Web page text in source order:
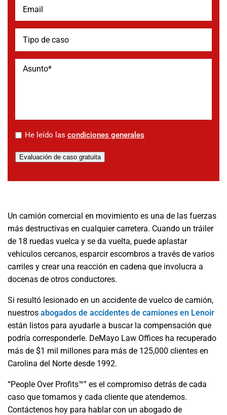
* He leído las condiciones generales
Evaluación de caso gratuita
Un camión comercial en movimiento es una de las fuerzas
más destructivas en cualquier carretera. Cuando un tráiler
de 18 ruedas vuelca y se da vuelta, puede aplastar
vehículos cercanos, esparcir escombros a través de varios
carriles y crear una reacción en cadena que involucra a
docenas de otros conductores.
Si resultó lesionado en un accidente de vuelco de camión,
nuestros abogados de accidentes de camiones en Lenoir
están listos para ayudarle a buscar la compensación que
podría corresponderle. DeMayo Law Offices ha recuperado
más de $1 mil millones para más de 125,000 clientes en
Carolina del Norte desde 1992.
“People Over Profits™” es el compromiso detrás de cada
caso que tomamos y cada cliente que atendemos.
Contáctenos hoy para hablar con un abogado de